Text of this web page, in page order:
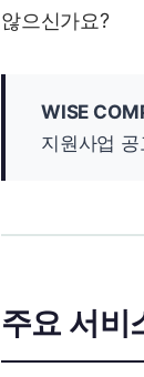
않으신가요?
WISE
지원사업
주요 서비